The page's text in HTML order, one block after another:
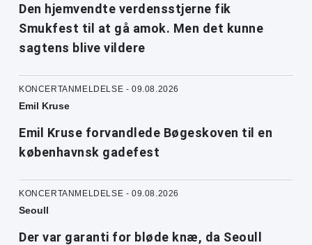
Den hjemvendte verdensstjerne fik
Smukfest til at gå amok. Men det kunne
sagtens blive vildere
KONCERTANMELDELSE - 09.08.2026
Emil Kruse
Emil Kruse forvandlede Bøgeskoven til en
københavnsk gadefest
KONCERTANMELDELSE - 09.08.2026
Seoull
Der var garanti for bløde knæ, da Seoull